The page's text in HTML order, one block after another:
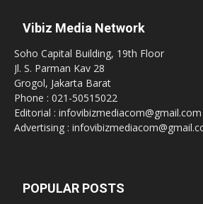
Vibiz Media Network
Soho Capital Building, 19th Floor
Jl. S. Parman Kav 28
Grogol, Jakarta Barat
Phone : 021-50515022
Editorial : infovibizmediacom@gmail.com
Advertising :
POPULAR POSTS